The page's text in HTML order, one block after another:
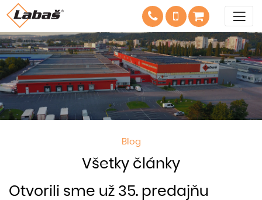
Blog
Všetky články
Otvorili sme už 35. predajňu